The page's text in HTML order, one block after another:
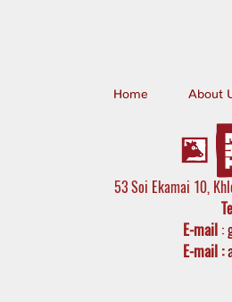
Home About
53 Soi Ekamai 10,
Tel
E-mail:
E-mail :